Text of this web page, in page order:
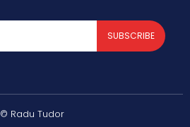
SUBSCRIBE
© Radu Tudor